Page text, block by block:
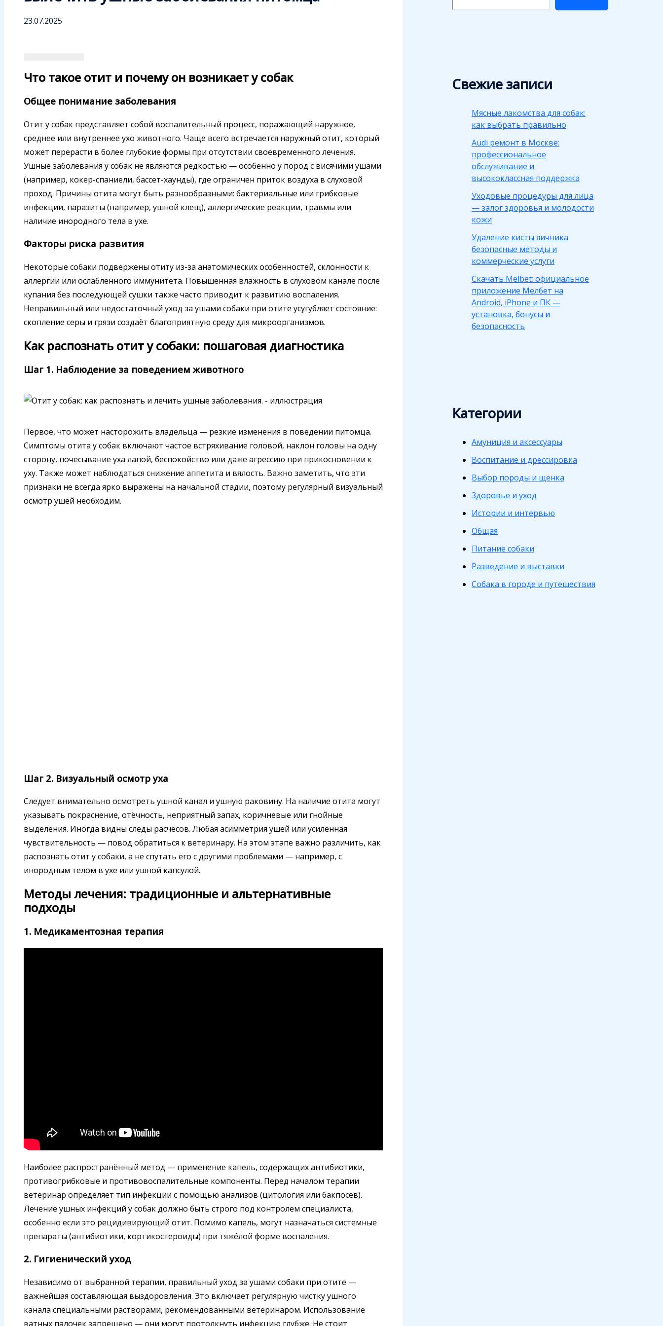
23.07.2025
Что такое отит и почему он возникает у собак
Общее понимание заболевания
Отит у собак представляет собой воспалительный процесс, поражающий наружное,
среднее или внутреннее ухо животного. Чаще всего встречается наружный отит, который
может перерасти в более глубокие формы при отсутствии своевременного лечения.
Ушные заболевания у собак не являются редкостью — особенно у пород с висячими ушами
(например, кокер-спаниели, бассет-хаунды), где ограничен приток воздуха в слуховой
проход. Причины отита могут быть разнообразными: бактериальные или грибковые
инфекции, паразиты (например, ушной клещ), аллергические реакции, травмы или
наличие инородного тела в ухе.
Факторы риска развития
Некоторые собаки подвержены отиту из-за анатомических особенностей, склонности к
аллергии или ослабленного иммунитета. Повышенная влажность в слуховом канале после
купания без последующей сушки также часто приводит к развитию воспаления.
Неправильный или недостаточный уход за ушами собаки при отите усугубляет состояние:
скопление серы и грязи создаёт благоприятную среду для микроорганизмов.
Как распознать отит у собаки: пошаговая диагностика
Шаг 1. Наблюдение за поведением животного
Первое, что может насторожить владельца — резкие изменения в поведении питомца.
Симптомы отита у собак включают частое встряхивание головой, наклон головы на одну
сторону, почесывание уха лапой, беспокойство или даже агрессию при прикосновении к
уху. Также может наблюдаться снижение аппетита и вялость. Важно заметить, что эти
признаки не всегда ярко выражены на начальной стадии, поэтому регулярный визуальный
осмотр ушей необходим.
Шаг 2. Визуальный осмотр уха
Следует внимательно осмотреть ушной канал и ушную раковину. На наличие отита могут
указывать покраснение, отёчность, неприятный запах, коричневые или гнойные
выделения. Иногда видны следы расчёсов. Любая асимметрия ушей или усиленная
чувствительность — повод обратиться к ветеринару. На этом этапе важно различить, как
распознать отит у собаки, а не спутать его с другими проблемами — например, с
инородным телом в ухе или ушной капсулой.
Методы лечения: традиционные и альтернативные
подходы
1. Медикаментозная терапия
Наиболее распространённый метод — применение капель, содержащих антибиотики,
противогрибковые и противовоспалительные компоненты. Перед началом терапии
ветеринар определяет тип инфекции с помощью анализов (цитология или бакпосев).
Лечение ушных инфекций у собак должно быть строго под контролем специалиста,
особенно если это рецидивирующий отит. Помимо капель, могут назначаться системные
препараты (антибиотики, кортикостероиды) при тяжёлой форме воспаления.
2. Гигиенический уход
Независимо от выбранной терапии, правильный уход за ушами собаки при отите —
важнейшая составляющая выздоровления. Это включает регулярную чистку ушного
канала специальными растворами, рекомендованными ветеринаром. Использование
ватных палочек запрещено — они могут протолкнуть инфекцию глубже. Не стоит
Свежие записи
Мясные лакомства для собак:
как выбрать правильно
Audi ремонт в Москве:
профессиональное
обслуживание и
высококлассная поддержка
Уходовые процедуры для лица
— залог здоровья и молодости
кожи
Удаление кисты яичника
безопасные методы и
коммерческие услуги
Скачать Melbet: официальное
приложение Мелбет на
Android, iPhone и ПК —
установка, бонусы и
безопасность
Категории
Амуниция и аксессуары
Воспитание и дрессировка
Выбор породы и щенка
Здоровье и уход
Истории и интервью
Общая
Питание собаки
Разведение и выставки
Собака в городе и путешествия